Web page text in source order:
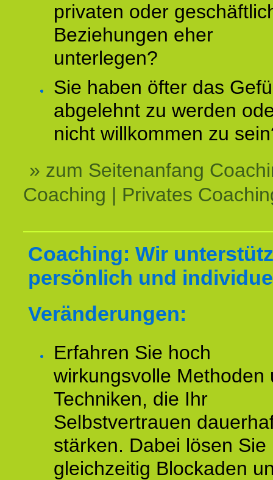
privaten oder
Beziehungen eher
unterlegen?
Sie haben öfter das
abgelehnt zu werden
nicht willkommen zu
» zum Seitenanfang
Coaching | Privates
Coaching: Wir
persönlich und
Veränderungen:
Erfahren Sie hoch
wirkungsvolle Methoden
Techniken, die Ihr
Selbstvertrauen
stärken. Dabei lösen Sie
gleichzeitig Blockaden